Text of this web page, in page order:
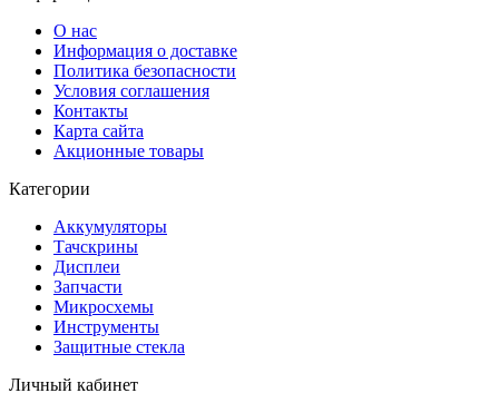
О нас
Информация о доставке
Политика безопасности
Условия соглашения
Контакты
Карта сайта
Акционные товары
Категории
Аккумуляторы
Тачскрины
Дисплеи
Запчасти
Микросхемы
Инструменты
Защитные стекла
Личный кабинет